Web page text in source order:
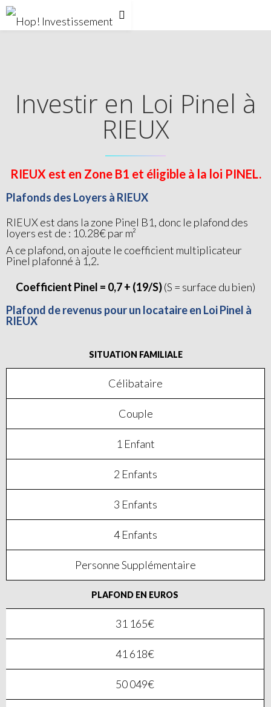
Investir en Loi Pinel à
RIEUX
RIEUX est en Zone B1 et éligible à la loi PINEL.
Plafonds des Loyers à RIEUX
RIEUX est dans la zone Pinel B1, donc le plafond des
loyers est de : 10.28€ par m²
A ce plafond, on ajoute le coefficient multiplicateur
Pinel plafonné à 1,2.
Coefficient Pinel = 0,7 + (19/S)(S = surface du bien)
Plafond de revenus pour un locataire en Loi Pinel à
RIEUX
SITUATION FAMILIALE
Célibataire
Couple
1 Enfant
2 Enfants
3 Enfants
4 Enfants
Personne Supplémentaire
PLAFOND EN EUROS
31 165€
41 618€
50 049€